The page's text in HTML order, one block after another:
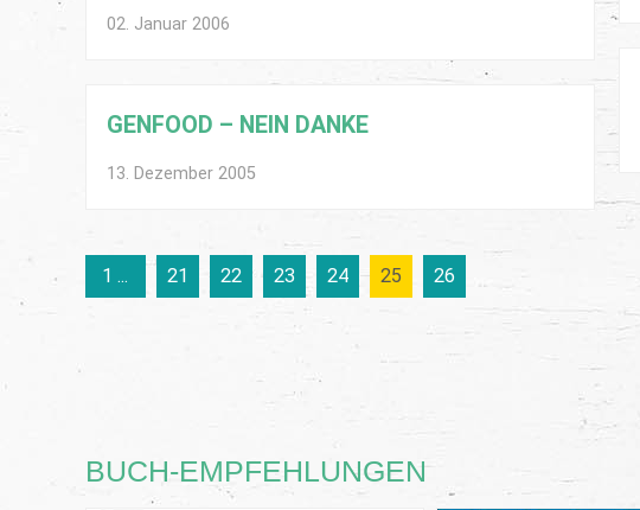
02. Januar 2006
GENFOOD – NEIN DANKE
13. Dezember 2005
1 ... 21 22 23 24 25 26
BUCH-EMPFEHLUNGEN